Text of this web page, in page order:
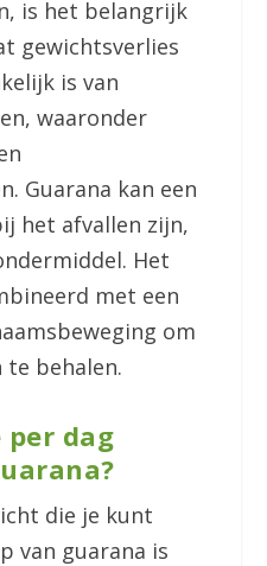
is het belangrijk
gewichtsverlies
is van
waaronder
Guarana kan een
het afvallen zijn,
Het
met een
om
behalen.
per dag
die je kunt
van guarana is